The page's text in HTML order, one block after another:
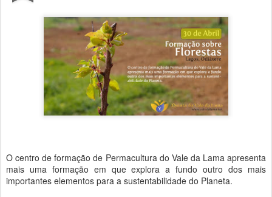
O centro de formação de Permacultura do Vale da Lama apresenta
mais uma formação em que explora a fundo outro dos mais
importantes elementos para a sustentabilidade do Planeta.